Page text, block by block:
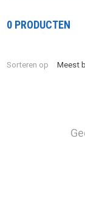
0 PRODUCTEN
Sorteren op Meest